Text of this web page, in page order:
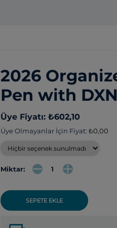
2026
Pen with
Üye Fiyatı: ₺602,10
Üye Olmayanlar İçin Fiyat: ₺0,00
Miktar:
SEPETE EKLE